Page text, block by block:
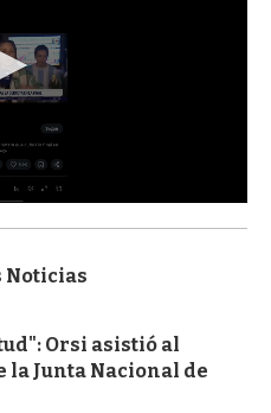
Noticias
Orsi asistió al
Junta Nacional de